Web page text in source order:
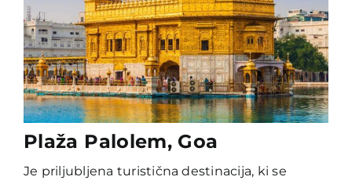
Plaža Palolem, Goa
Je priljubljena turistična destinacija, ki se